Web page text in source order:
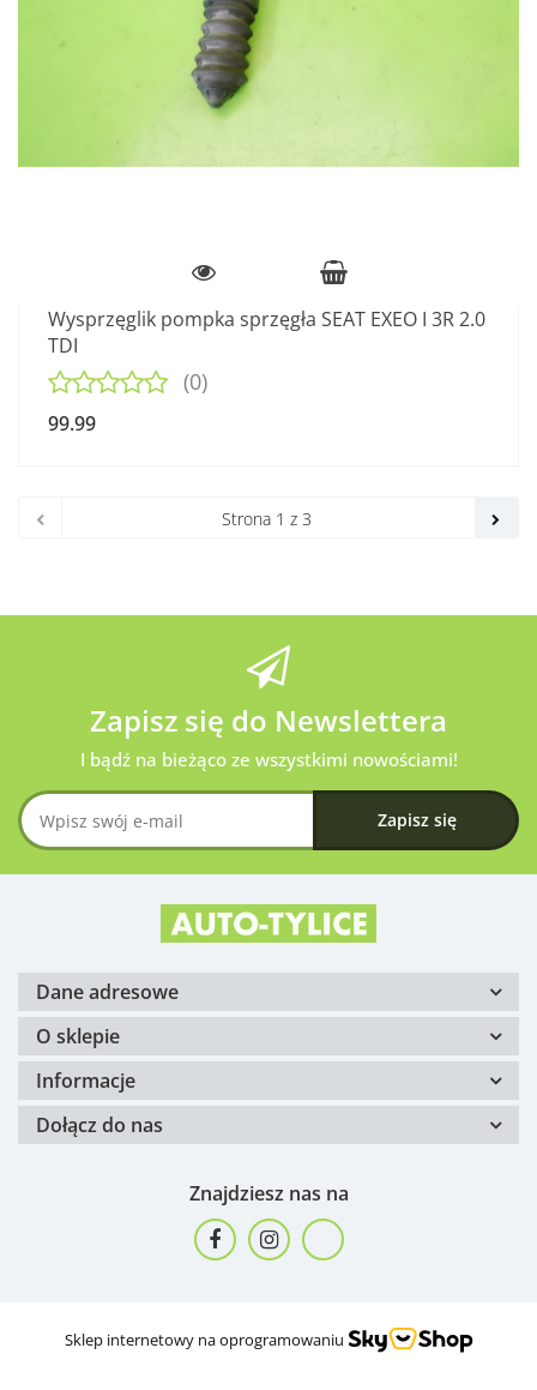
Wysprzęglik pompka sprzęgła SEAT EXEO I 3R 2.0
TDI
(0)
99.99
Zapisz się do Newslettera
I bądź na bieżąco ze wszystkimi nowościami!
Dane adresowe
O sklepie
Informacje
Dołącz do nas
Znajdziesz nas na
Sklep internetowy na oprogramowaniu